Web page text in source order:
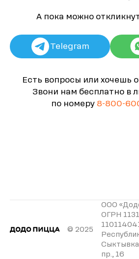
А пока можно
Telegram
Есть вопросы или хочешь
Звони нам бесплатно в
по номеру 8-800-
© 2025
ООО
ОГРН
пр., 16